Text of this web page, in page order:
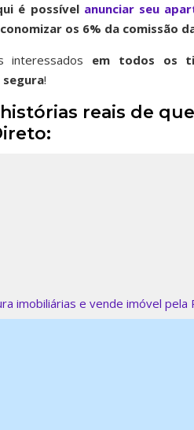
é possível anunciar seu
os 6% da comissão
interessados em todos os
segura!
reais de
imobiliárias e vende imóvel